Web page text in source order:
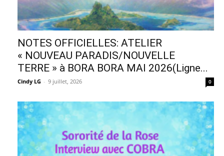
NOTES OFFICIELLES: ATELIER
« NOUVEAU PARADIS/NOUVELLE
TERRE » à BORA BORA MAI 2026(Ligne...
Cindy LG - 9 juillet, 2026 0